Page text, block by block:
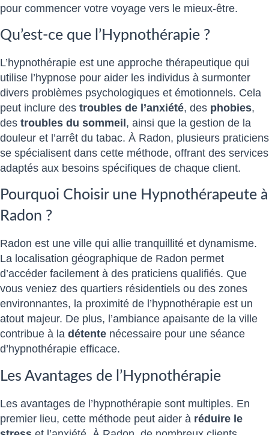
pour commencer votre voyage vers le mieux-être.
Qu’est-ce que l’Hypnothérapie ?
L’hypnothérapie est une approche thérapeutique qui
utilise l’hypnose pour aider les individus à surmonter
divers problèmes psychologiques et émotionnels. Cela
peut inclure des troubles de l’anxiété, des phobies,
des troubles du sommeil, ainsi que la gestion de la
douleur et l’arrêt du tabac. À Radon, plusieurs praticiens
se spécialisent dans cette méthode, offrant des services
adaptés aux besoins spécifiques de chaque client.
Pourquoi Choisir une Hypnothérapeute à
Radon ?
Radon est une ville qui allie tranquillité et dynamisme.
La localisation géographique de Radon permet
d’accéder facilement à des praticiens qualifiés. Que
vous veniez des quartiers résidentiels ou des zones
environnantes, la proximité de l’hypnothérapie est un
atout majeur. De plus, l’ambiance apaisante de la ville
contribue à la détente nécessaire pour une séance
d’hypnothérapie efficace.
Les Avantages de l’Hypnothérapie
Les avantages de l’hypnothérapie sont multiples. En
premier lieu, cette méthode peut aider à réduire le